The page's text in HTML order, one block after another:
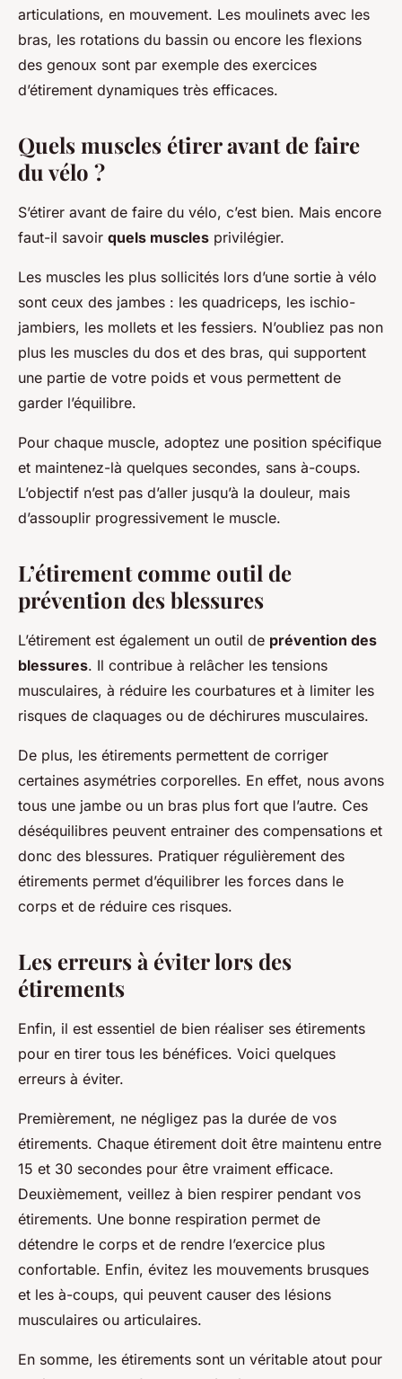
articulations, en mouvement. Les moulinets avec les
bras, les rotations du bassin ou encore les flexions
des genoux sont par exemple des exercices
d’étirement dynamiques très efficaces.
Quels muscles étirer avant de faire
du vélo ?
S’étirer avant de faire du vélo, c’est bien. Mais encore
faut-il savoir quels muscles privilégier.
Les muscles les plus sollicités lors d’une sortie à vélo
sont ceux des jambes : les quadriceps, les ischio-
jambiers, les mollets et les fessiers. N’oubliez pas non
plus les muscles du dos et des bras, qui supportent
une partie de votre poids et vous permettent de
garder l’équilibre.
Pour chaque muscle, adoptez une position spécifique
et maintenez-là quelques secondes, sans à-coups.
L’objectif n’est pas d’aller jusqu’à la douleur, mais
d’assouplir progressivement le muscle.
L’étirement comme outil de
prévention des blessures
L’étirement est également un outil de prévention des
blessures. Il contribue à relâcher les tensions
musculaires, à réduire les courbatures et à limiter les
risques de claquages ou de déchirures musculaires.
De plus, les étirements permettent de corriger
certaines asymétries corporelles. En effet, nous avons
tous une jambe ou un bras plus fort que l’autre. Ces
déséquilibres peuvent entrainer des compensations et
donc des blessures. Pratiquer régulièrement des
étirements permet d’équilibrer les forces dans le
corps et de réduire ces risques.
Les erreurs à éviter lors des
étirements
Enfin, il est essentiel de bien réaliser ses étirements
pour en tirer tous les bénéfices. Voici quelques
erreurs à éviter.
Premièrement, ne négligez pas la durée de vos
étirements. Chaque étirement doit être maintenu entre
15 et 30 secondes pour être vraiment efficace.
Deuxièmement, veillez à bien respirer pendant vos
étirements. Une bonne respiration permet de
détendre le corps et de rendre l’exercice plus
confortable. Enfin, évitez les mouvements brusques
et les à-coups, qui peuvent causer des lésions
musculaires ou articulaires.
En somme, les étirements sont un véritable atout pour